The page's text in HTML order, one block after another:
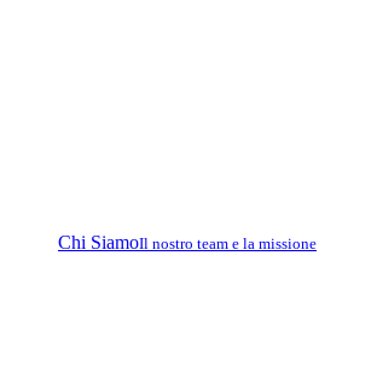
Chi SiamoIl nostro team e la missione